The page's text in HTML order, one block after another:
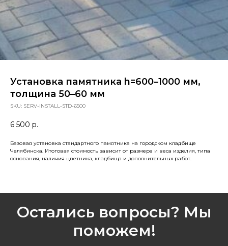
Установка памятника h=600–1000 мм,
толщина 50–60 мм
SKU: SERV-INSTALL-STD-6500
6 500 р.
Базовая установка стандартного памятника на городском кладбище
Челябинска. Итоговая стоимость зависит от размера и веса изделия, типа
основания, наличия цветника, кладбища и дополнительных работ.
Остались вопросы? Мы
поможем!